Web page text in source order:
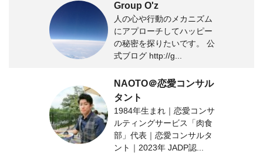
Group O'z
人の心や行動のメカニズム
にアプローチしてハッピー
の秘密を探りたいです。 公
式ブログ http://g...
NAOTO＠恋愛コンサル
タント
1984年生まれ｜恋愛コンサ
ルティングサービス「肉食
部」代表｜恋愛コンサルタ
ント｜2023年 JADP認...